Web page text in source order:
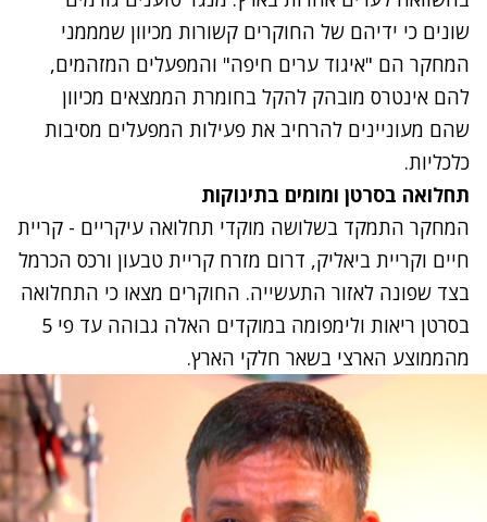
שונים כי ידיהם של החוקרים קשורות מכיוון שמממני
המחקר הם "איגוד ערים חיפה" והמפעלים המזהמים,
להם אינטרס מובהק להקל בחומרת הממצאים מכיוון
שהם מעוניינים להרחיב את פעילות המפעלים מסיבות
כלכליות.
תחלואה בסרטן ומומים בתינוקות
המחקר התמקד בשלושה מוקדי תחלואה עיקריים - קריית
חיים וקריית ביאליק, דרום מזרח קריית טבעון ורכס הכרמל
בצד שפונה לאזור התעשייה. החוקרים מצאו כי התחלואה
בסרטן ריאות ולימפומה במוקדים האלה גבוהה עד פי 5
מהממוצע הארצי בשאר חלקי הארץ.